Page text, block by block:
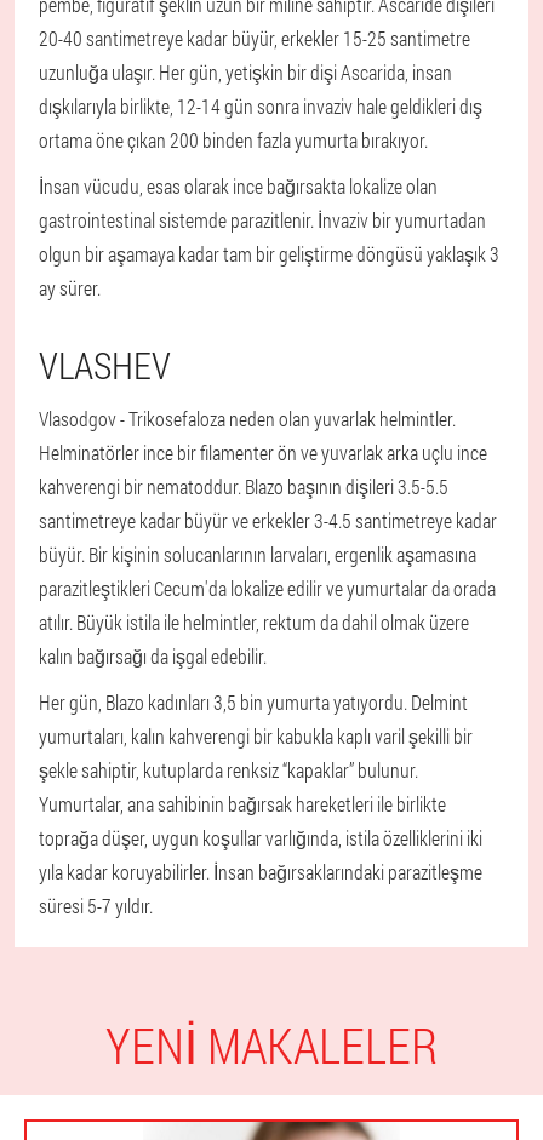
20-40 santimetreye kadar büyür, erkekler 15-25 santimetre
uzunluğa ulaşır. Her gün, yetişkin bir dişi Ascarida, insan
dışkılarıyla birlikte, 12-14 gün sonra invaziv hale geldikleri dış
ortama öne çıkan 200 binden fazla yumurta bırakıyor.
İnsan vücudu, esas olarak ince bağırsakta lokalize olan
gastrointestinal sistemde parazitlenir. İnvaziv bir yumurtadan
olgun bir aşamaya kadar tam bir geliştirme döngüsü yaklaşık 3
ay sürer.
VLASHEV
Vlasodgov - Trikosefaloza neden olan yuvarlak helmintler.
Helminatörler ince bir filamenter ön ve yuvarlak arka uçlu ince
kahverengi bir nematoddur. Blazo başının dişileri 3.5-5.5
santimetreye kadar büyür ve erkekler 3-4.5 santimetreye kadar
büyür. Bir kişinin solucanlarının larvaları, ergenlik aşamasına
parazitleştikleri Cecum'da lokalize edilir ve yumurtalar da orada
atılır. Büyük istila ile helmintler, rektum da dahil olmak üzere
kalın bağırsağı da işgal edebilir.
Her gün, Blazo kadınları 3,5 bin yumurta yatıyordu. Delmint
yumurtaları, kalın kahverengi bir kabukla kaplı varil şekilli bir
şekle sahiptir, kutuplarda renksiz “kapaklar” bulunur.
Yumurtalar, ana sahibinin bağırsak hareketleri ile birlikte
toprağa düşer, uygun koşullar varlığında, istila özelliklerini iki
yıla kadar koruyabilirler. İnsan bağırsaklarındaki parazitleşme
süresi 5-7 yıldır.
YENI MAKALELER